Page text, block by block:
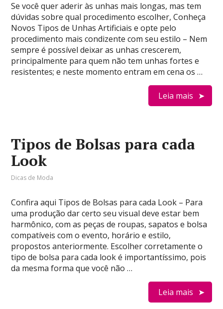
Se você quer aderir às unhas mais longas, mas tem
dúvidas sobre qual procedimento escolher, Conheça
Novos Tipos de Unhas Artificiais e opte pelo
procedimento mais condizente com seu estilo – Nem
sempre é possível deixar as unhas crescerem,
principalmente para quem não tem unhas fortes e
resistentes; e neste momento entram em cena os …
Leia mais
Tipos de Bolsas para cada
Look
Dicas de Moda
Confira aqui Tipos de Bolsas para cada Look – Para
uma produção dar certo seu visual deve estar bem
harmônico, com as peças de roupas, sapatos e bolsa
compatíveis com o evento, horário e estilo,
propostos anteriormente. Escolher corretamente o
tipo de bolsa para cada look é importantíssimo, pois
da mesma forma que você não …
Leia mais